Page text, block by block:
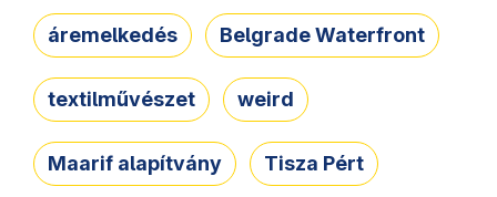
áremelkedés Belgrade Waterfront
textilművészet weird
Maarif alapítvány Tisza Pért